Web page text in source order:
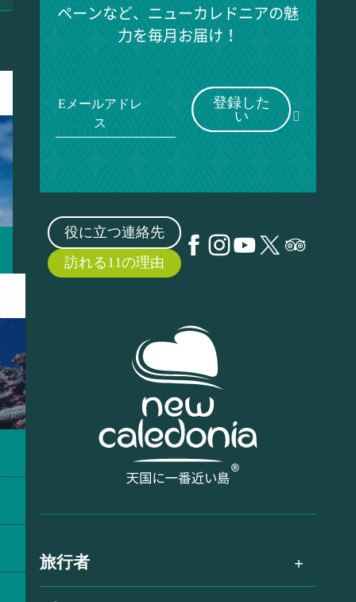
ペーンなど、ニューカレドニアの魅
力を毎月お届け！
Eメールアドレ
ス
登録した
い
役に立つ連絡先
訪れる11の理由
旅行者